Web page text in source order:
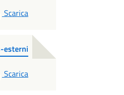
PDF
Scarica
esterni
PDF
Scarica